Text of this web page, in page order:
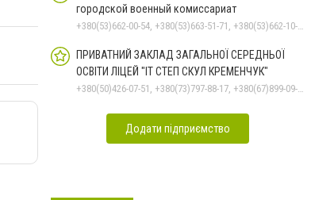
городской военный комиссариат
+380(53)662-00-54, +380(53)663-51-71, +380(53)662-10-35
ПРИВАТНИЙ ЗАКЛАД ЗАГАЛЬНОЇ СЕРЕДНЬОЇ
ОСВІТИ ЛІЦЕЙ "ІТ СТЕП СКУЛ КРЕМЕНЧУК"
+380(50)426-07-51, +380(73)797-88-17, +380(67)899-09-16
Додати підприємство